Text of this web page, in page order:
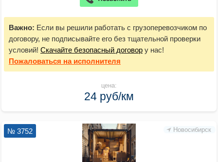
Важно: Если вы решили работать с грузоперевозчиком по
договору, не подписывайте его без тщательной проверки
условий! Скачайте безопасный договор у нас!
Пожаловаться на исполнителя
цена:
24 руб/км
Новосибирск
№ 3752